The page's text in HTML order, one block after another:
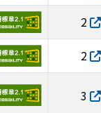
2
2
3